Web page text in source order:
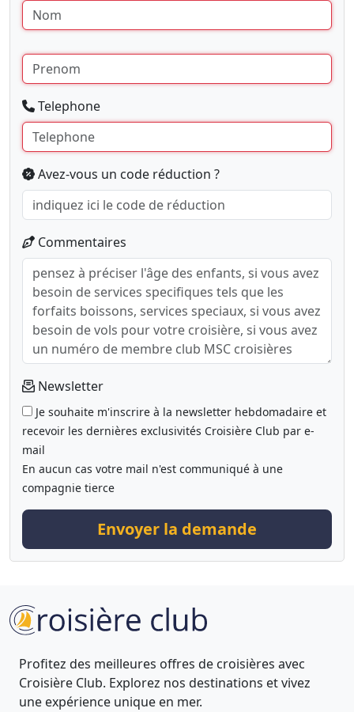
Telephone
Avez-vous un code réduction ?
Commentaires
Newsletter
Je souhaite m'inscrire à la newsletter hebdomadaire et
recevoir les dernières exclusivités Croisière Club par e-
mail
En aucun cas votre mail n'est communiqué à une
compagnie tierce
Envoyer la demande
Profitez des meilleures offres de croisières avec
Croisière Club. Explorez nos destinations et vivez
une expérience unique en mer.